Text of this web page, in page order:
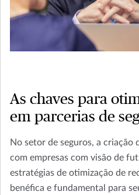
As chaves para
em parcerias de
No setor de seguros, a criação
com empresas com visão de
estratégias de otimização de
benéfica e fundamental para